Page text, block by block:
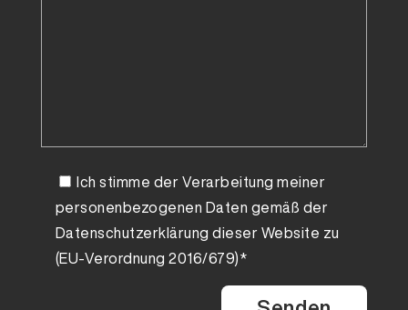
Ich stimme der Verarbeitung meiner
personenbezogenen Daten gemäß der
Datenschutzerklärung dieser Website zu
(EU-Verordnung 2016/679)*